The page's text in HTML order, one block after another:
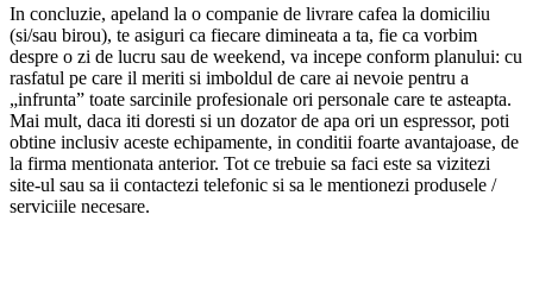
In concluzie, apeland la o companie de livrare cafea la domiciliu
(si/sau birou), te asiguri ca fiecare dimineata a ta, fie ca vorbim
despre o zi de lucru sau de weekend, va incepe conform planului: cu
rasfatul pe care il meriti si imboldul de care ai nevoie pentru a
„infrunta” toate sarcinile profesionale ori personale care te asteapta.
Mai mult, daca iti doresti si un dozator de apa ori un espressor, poti
obtine inclusiv aceste echipamente, in conditii foarte avantajoase, de
la firma mentionata anterior. Tot ce trebuie sa faci este sa vizitezi
site-ul sau sa ii contactezi telefonic si sa le mentionezi produsele /
serviciile necesare.